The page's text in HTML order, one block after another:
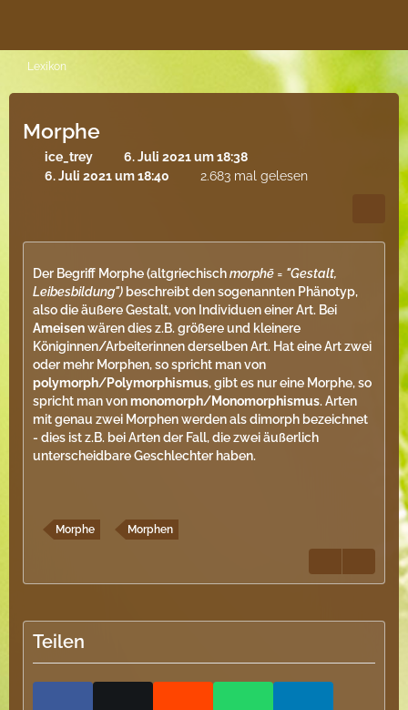
Lexikon
Morphe
ice_trey
6. Juli 2021 um 18:38
6. Juli 2021 um 18:40
2.683 mal gelesen
Der Begriff Morphe (altgriechischmorphē = "Gestalt,
Leibesbildung") beschreibt den sogenannten Phänotyp,
also die äußere Gestalt, von Individuen einer Art. Bei
Ameisenwären dies z.B. größere und kleinere
Königinnen/Arbeiterinnen derselben Art. Hat eine Art zwei
oder mehr Morphen, so spricht man von
polymorph/Polymorphismus, gibt es nur eine Morphe, so
spricht man vonmonomorph/Monomorphismus. Arten
mit genau zwei Morphen werden als dimorph bezeichnet
- dies ist z.B. bei Arten der Fall, die zwei äußerlich
unterscheidbare Geschlechter haben.
Morphe Morphen
Teilen